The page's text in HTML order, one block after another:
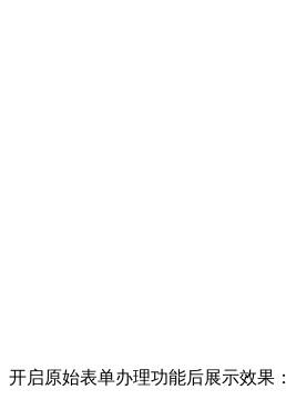
开启原始表单办理功能后展示效果：